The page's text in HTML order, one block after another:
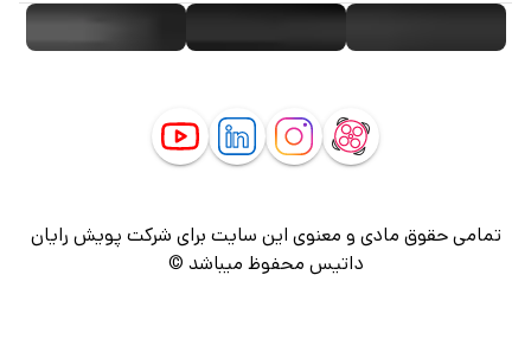
تمامی حقوق مادی و معنوی این سایت برای شرکت پویش رایان
داتیس محفوظ میباشد ©